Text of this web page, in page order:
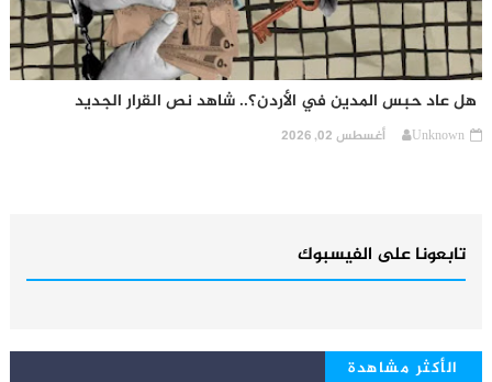
هل عاد حبس المدين في الأردن؟.. شاهد نص القرار الجديد
Unknown أغسطس 02, 2026
تابعونا على الفيسبوك
الأكثر مشاهدة